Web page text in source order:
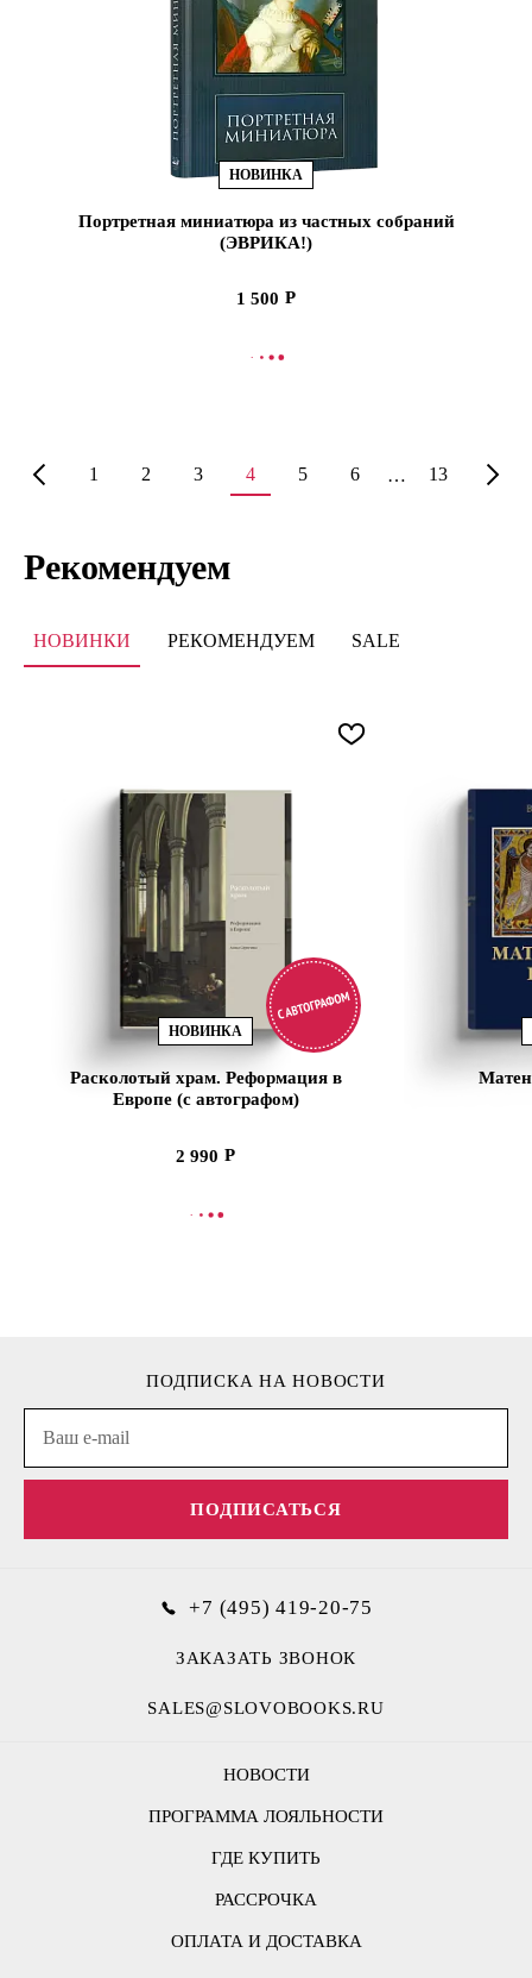
НОВИНКА
Портретная миниатюра из частных собраний
(ЭВРИКА!)
1 500
В КОРЗИНУ
1 2 3 4 5 6 … 13
Рекомендуем
НОВИНКИ РЕКОМЕНДУЕМ SALE
НОВИНКА
Расколотый храм. Реформация в
Европе (с автографом)
2 990
В КОРЗИНУ
НОВОСТИ
ПРОГРАММА ЛОЯЛЬНОСТИ
ГДЕ КУПИТЬ
РАССРОЧКА
ОПЛАТА И ДОСТАВКА
ПОДПИСКА НА НОВОСТИ
ПОДПИСАТЬСЯ
+7 (495) 419-20-75
ЗАКАЗАТЬ ЗВОНОК
SALES@SLOVOBOOKS.RU